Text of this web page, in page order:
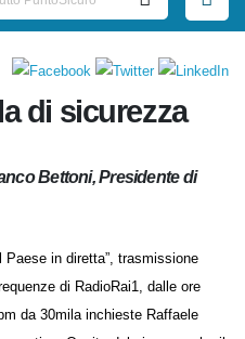
di sicurezza
Bettoni, Presidente di
Paese in diretta”, trasmissione
di RadioRai1, dalle ore
da 30mila inchieste Raffaele